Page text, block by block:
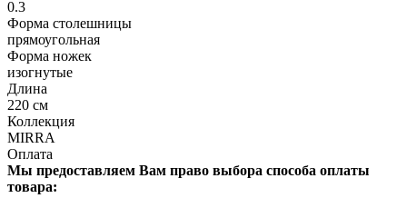
0.3
Форма столешницы
прямоугольная
Форма ножек
изогнутые
Длина
220 см
Коллекция
MIRRA
Оплата
Мы предоставляем Вам право выбора способа оплаты
товара: